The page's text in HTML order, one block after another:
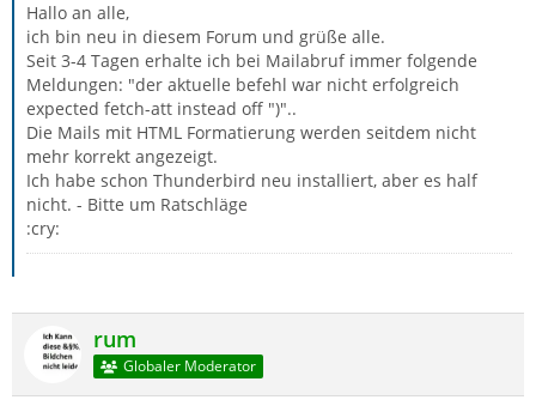
Hallo an alle,
ich bin neu in diesem Forum und grüße alle.
Seit 3-4 Tagen erhalte ich bei Mailabruf immer folgende
Meldungen: "der aktuelle befehl war nicht erfolgreich
expected fetch-att instead off ")"..
Die Mails mit HTML Formatierung werden seitdem nicht
mehr korrekt angezeigt.
Ich habe schon Thunderbird neu installiert, aber es half
nicht. - Bitte um Ratschläge
:cry:
rum
Globaler Moderator